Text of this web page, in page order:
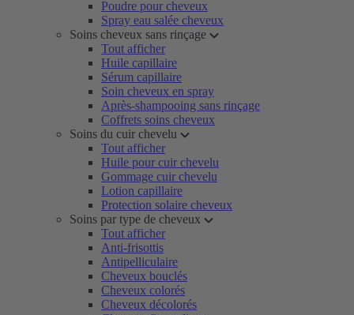
Poudre pour cheveux
Spray eau salée cheveux
Soins cheveux sans rinçage
Tout afficher
Huile capillaire
Sérum capillaire
Soin cheveux en spray
Après-shampooing sans rinçage
Coffrets soins cheveux
Soins du cuir chevelu
Tout afficher
Huile pour cuir chevelu
Gommage cuir chevelu
Lotion capillaire
Protection solaire cheveux
Soins par type de cheveux
Tout afficher
Anti-frisottis
Antipelliculaire
Cheveux bouclés
Cheveux colorés
Cheveux décolorés